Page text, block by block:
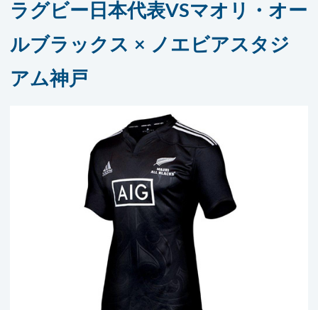
ラグビー日本代表VSマオリ・オー
ルブラックス × ノエビアスタジ
アム神戸